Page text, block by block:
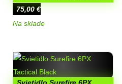
75,00€
Na sklade
Svietidlo Surefire 6PX